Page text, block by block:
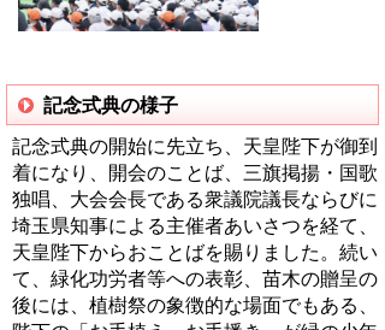
記念式典の様子
記念式典の開始に先立ち、天皇陛下が御到
着になり、開会のことば、三旗掲揚・国歌
独唱、大会会長である衆議院議長ならびに
埼玉県知事による主催者あいさつを経て、
天皇陛下からおことばを賜りました。続い
て、緑化功労者等への表彰、苗木の贈呈の
後には、植樹祭の象徴的な場面でもある、